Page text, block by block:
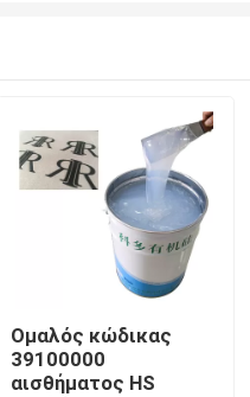
Ομαλός κώδικας
39100000
αισθήματος HS